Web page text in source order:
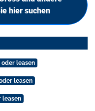
hier suchen
oder leasen
leasen
leasen